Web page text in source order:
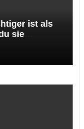
ist als
sie